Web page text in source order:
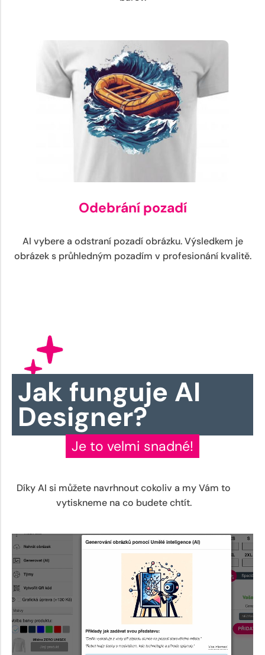
Odebrání pozadí
AI vybere a odstraní pozadí obrázku. Výsledkem je
obrázek s průhledným pozadím v profesionání kvalitě.
Jak funguje AI
Designer?
Je to velmi snadné!
Díky AI si můžete navrhnout cokoliv a my Vám to
vytiskneme na co budete chtít.